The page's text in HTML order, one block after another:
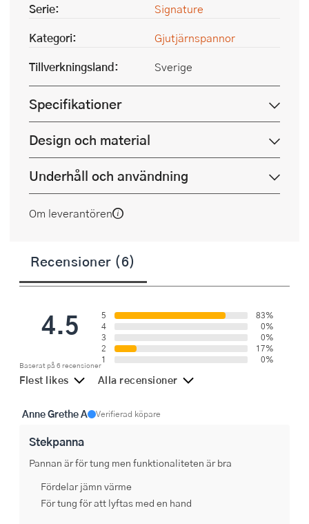
Serie:
Signature
Kategori:
Gjutjärnspannor
Tillverkningsland:
Sverige
Specifikationer
Design och material
Underhåll och användning
Om leverantören
Recensioner (6)
4.5
Baserat på 6 recensioner
5
83%
4
0%
3
0%
2
17%
1
0%
Flest likes Alla recensioner
Anne Grethe A Verifierad köpare
Stekpanna
Pannan är för tung men funktionaliteten är bra
Fördelar jämn värme
För tung för att lyftas med en hand